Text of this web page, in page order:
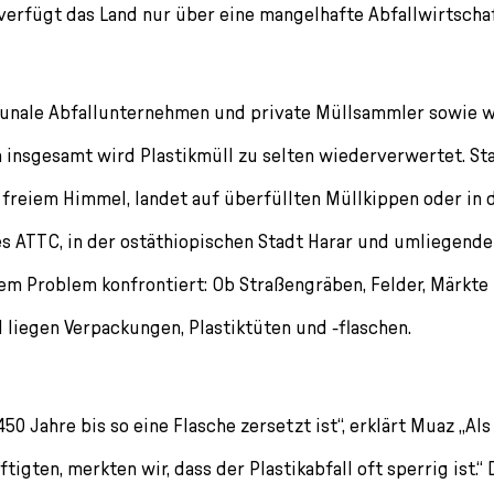
verfügt das Land nur über eine mangelhafte
Abfallunternehmen und private Müllsammler sowie
insgesamt wird Plastikmüll zu selten wiederverwertet.
Himmel, landet auf überfüllten Müllkippen oder in
ATTC, in der ostäthiopischen Stadt Harar und
Problem konfrontiert: Ob Straßengräben, Felder,
Verpackungen, Plastiktüten und -flaschen.
Jahre bis so eine Flasche zersetzt ist“, erklärt Muaz
merkten wir, dass der Plastikabfall oft sperrig ist.“